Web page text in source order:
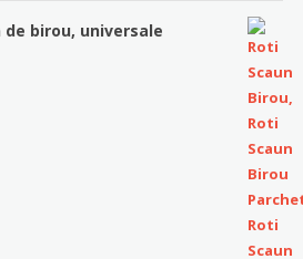
birou, universale